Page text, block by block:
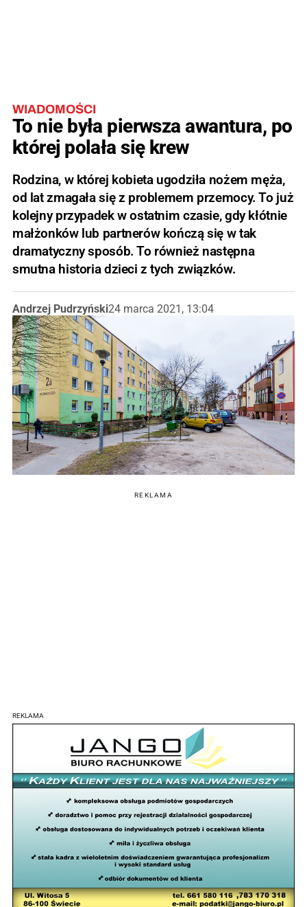
WIADOMOŚCI
To nie była pierwsza awantura, po
której polała się krew
Rodzina, w której kobieta ugodziła nożem męża,
od lat zmagała się z problemem przemocy. To już
kolejny przypadek w ostatnim czasie, gdy kłótnie
małżonków lub partnerów kończą się w tak
dramatyczny sposób. To również następna
smutna historia dzieci z tych związków.
Andrzej Pudrzyński24 marca 2021, 13:04
REKLAMA
REKLAMA